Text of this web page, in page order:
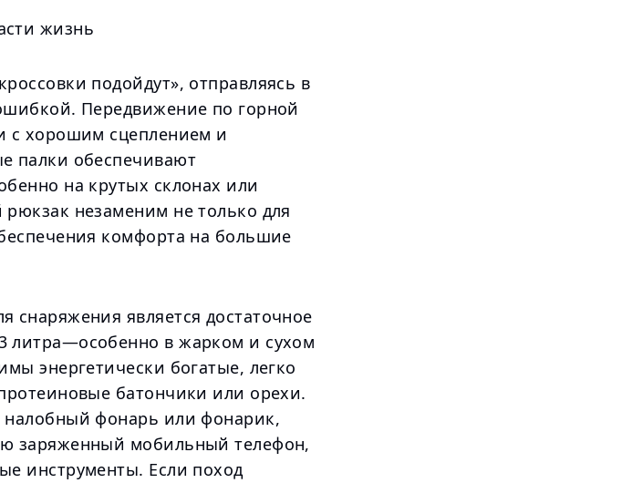
жизнь
подойдут», отправляясь в
Передвижение по горной
с хорошим сцеплением и
палки обеспечивают
на крутых склонах или
незаменим не только для
комфорта на большие
является достаточное
литра—особенно в жарком и сухом
энергетически богатые, легко
батончики или орехи.
фонарь или фонарик,
заряженный мобильный телефон,
инструменты. Если поход